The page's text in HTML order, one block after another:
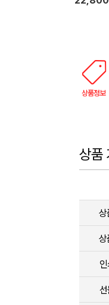
상품정보
상품
상
상